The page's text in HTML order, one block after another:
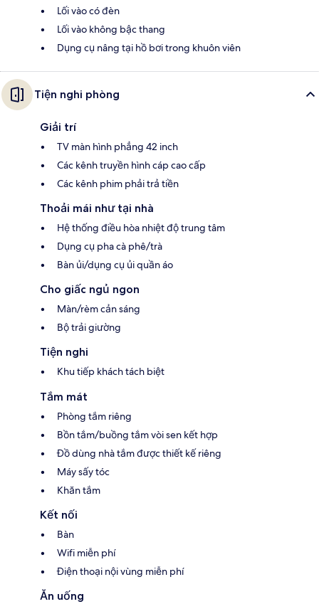
Lối vào có đèn
Lối vào không bậc thang
Dụng cụ nâng tại hồ bơi trong khuôn viên
Tiện nghi phòng
Giải trí
TV màn hình phẳng 42 inch
Các kênh truyền hình cáp cao cấp
Các kênh phim phải trả tiền
Thoải mái như tại nhà
Hệ thống điều hòa nhiệt độ trung tâm
Dụng cụ pha cà phê/trà
Bàn ủi/dụng cụ ủi quần áo
Cho giấc ngủ ngon
Màn/rèm cản sáng
Bộ trải giường
Tiện nghi
Khu tiếp khách tách biệt
Tắm mát
Phòng tắm riêng
Bồn tắm/buồng tắm vòi sen kết hợp
Đồ dùng nhà tắm được thiết kế riêng
Máy sấy tóc
Khăn tắm
Kết nối
Bàn
Wifi miễn phí
Điện thoại nội vùng miễn phí
Ăn uống